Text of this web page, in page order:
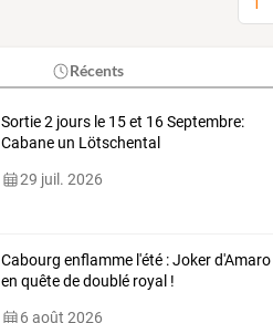
Récents
Sortie 2 jours le 15 et 16 Septembre:
Cabane un Lötschental
29 juil. 2026
Cabourg enflamme l'été : Joker d'Amaro
en quête de doublé royal !
6 août 2026